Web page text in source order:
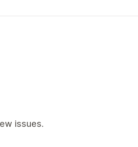
issues.